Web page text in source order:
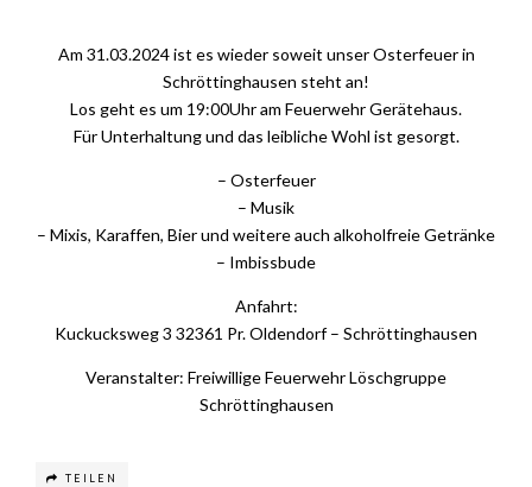
Am 31.03.2024 ist es wieder soweit unser Osterfeuer in
Schröttinghausen steht an!
Los geht es um 19:00Uhr am Feuerwehr Gerätehaus.
Für Unterhaltung und das leibliche Wohl ist gesorgt.
– Osterfeuer
– Musik
– Mixis, Karaffen, Bier und weitere auch alkoholfreie Getränke
– Imbissbude
Anfahrt:
Kuckucksweg 3 32361 Pr. Oldendorf – Schröttinghausen
Veranstalter: Freiwillige Feuerwehr Löschgruppe
Schröttinghausen
TEILEN